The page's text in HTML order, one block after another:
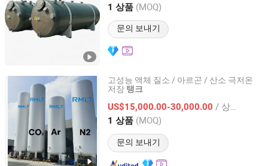
1 상품 (MOQ)
문의 보내기
Hebei, China 이후 2025
고성능 액체 질소 / 아르곤 / 산소 극저온
저장 탱크
US$15,000.00-30,000.00 / 상품
1 상품 (MOQ)
문의 보내기
Qingdao Ruiming Blue Sky Energy Co., Ltd.
Shandong, China 이후 2017